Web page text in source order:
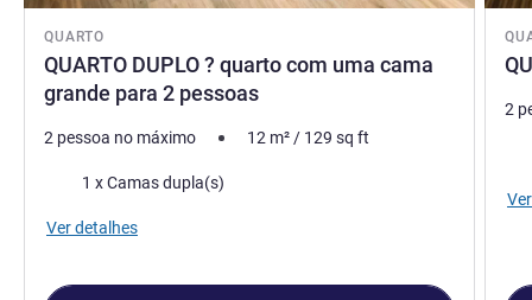
QUARTO
QUARTO DUPLO ? quarto com uma cama
grande para 2 pessoas
2 pessoa no máximo 12 m²/ 129 sq ft
Cama1 x Camas dupla(s)
Ver detalhes
2